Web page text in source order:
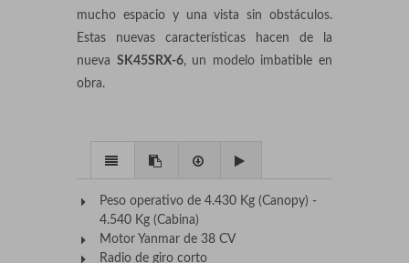
mucho espacio y una vista sin obstáculos.
Estas nuevas características hacen de la
nueva SK45SRX-6, un modelo imbatible en
obra.
Peso operativo de 4.430 Kg (Canopy) -
4.540 Kg (Cabina)
Motor Yanmar de 38 CV
Radio de giro corto